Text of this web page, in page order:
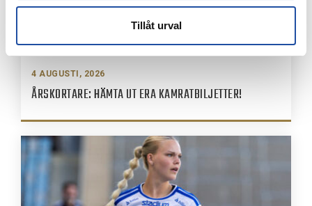
Tillåt urval
4 AUGUSTI, 2026
ÅRSKORTARE: HÄMTA UT ERA KAMRATBILJETTER!